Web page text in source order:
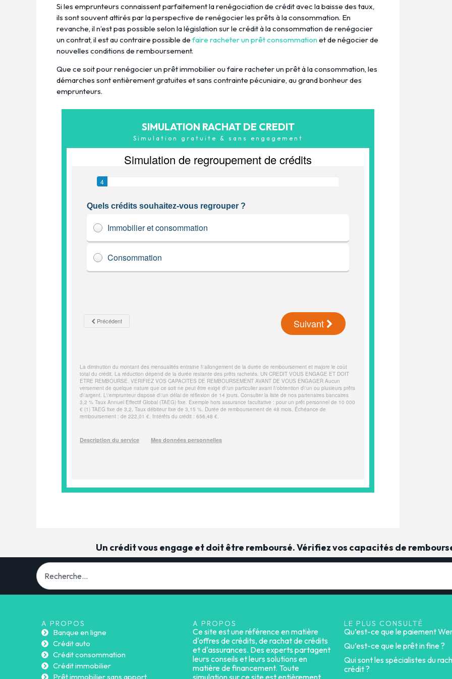
Si les emprunteurs connaissent parfaitement la renégociation de crédit avec la baisse des taux,
ils sont souvent attirés par la perspective de renégocier les prêts à la consommation. En
revanche, il n’est pas possible selon la législation sur le crédit à la consommation de renégocier
un contrat, il est au contraire possible de faire racheter un prêt consommation et de négocier de
nouvelles conditions de remboursement.
Que ce soit pour renégocier un prêt immobilier ou faire racheter un prêt à la consommation, les
démarches sont entièrement gratuites et sans contrainte pécuniaire, au grand bonheur des
emprunteurs.
SIMULATION RACHAT DE CREDIT
Simulation gratuite & sans engagement
Un crédit vous engage et doit être remboursé. Vérifiez vos capacités de
A PROPOS
Banque en ligne
Crédit auto
Crédit consommation
Crédit immobilier
Prêt immobilier sans apport
A PROPOS
Ce site est une référence en matière
d'offres de crédits, de rachat de crédits
et d'assurances. Des experts partagent
leurs conseils et leurs solutions en
matière de financement. Toute
LE PLUS CONSULTÉ
Qu’est-ce que le paiement
Qu’est-ce que le prêt in fine ?
Qui sont les spécialistes du
crédit ?